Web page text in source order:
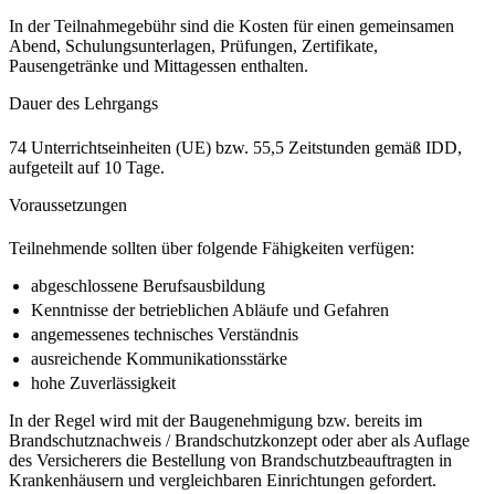
In der Teilnahmegebühr sind die Kosten für einen gemeinsamen
Abend, Schulungsunterlagen, Prüfungen, Zertifikate,
Pausengetränke und Mittagessen enthalten.
Dauer des Lehrgangs
74 Unterrichtseinheiten (UE) bzw. 55,5 Zeitstunden gemäß IDD,
aufgeteilt auf 10 Tage.
Voraussetzungen
Teilnehmende sollten über folgende Fähigkeiten verfügen:
abgeschlossene Berufsausbildung
Kenntnisse der betrieblichen Abläufe und Gefahren
angemessenes technisches Verständnis
ausreichende Kommunikationsstärke
hohe Zuverlässigkeit
In der Regel wird mit der Baugenehmigung bzw. bereits im
Brandschutznachweis / Brandschutzkonzept oder aber als Auflage
des Versicherers die Bestellung von Brandschutzbeauftragten in
Krankenhäusern und vergleichbaren Einrichtungen gefordert.